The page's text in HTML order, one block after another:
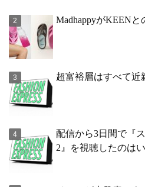
MadhappyがKEEN
超富裕層はすべて近
配信から3日間で『
2』を視聴したのは